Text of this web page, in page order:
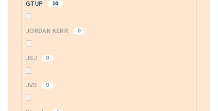
GTUP 10
JORDAN KERR 0
JSJ 0
JVD 0